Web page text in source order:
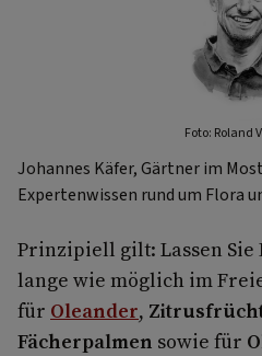
Foto: Roland
Johannes Käfer, Gärtner im
Expertenwissen rund um Flora
Prinzipiell gilt: Lassen
lange wie möglich im
für Oleander,
Fächerpalmen sowie für